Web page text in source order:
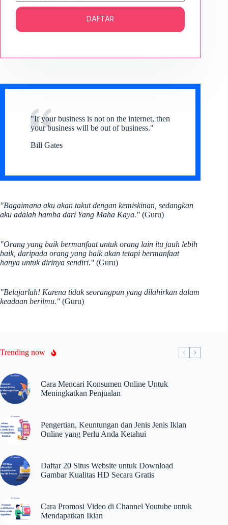
DAFTAR
"If your business is not on the internet, then
your business will be out of business."
Bill Gates
"Bagaimana aku akan takut dengan kemiskinan, sedangkan
aku adalah hamba dari Yang Maha Kaya." (Guru)
"Orang yang baik bermanfaat untuk orang lain itu jauh lebih
baik, daripada orang yang baik akan tetapi bermanfaat
hanya untuk dirinya sendiri." (Guru)
"Belajarlah! Karena tidak seorangpun yang dilahirkan dalam
keadaan berilmu." (Guru)
Trending now
Cara Mencari Konsumen Online Untuk
Meningkatkan Penjualan
Pengertian, Keuntungan dan Jenis Jenis Iklan
Online yang Perlu Anda Ketahui
Daftar 20 Situs Website untuk Download
Gambar Kualitas HD Secara Gratis
Cara Promosi Video di Channel Youtube untuk
Mendapatkan Iklan